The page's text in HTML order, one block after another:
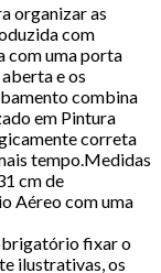
organizar as
com
com uma porta
e os
combina
em Pintura
correta
tempo.Medidas
cm de
Aéreo com uma
fixar o
ilustrativas, os